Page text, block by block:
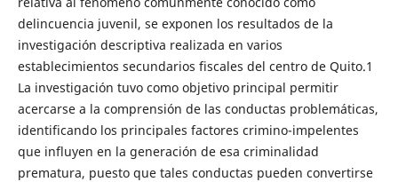
delincuencia juvenil, se exponen los resultados de la
investigación descriptiva realizada en varios
establecimientos secundarios fiscales del centro de Quito.1
La investigación tuvo como objetivo principal permitir
acercarse a la comprensión de las conductas problemáticas,
identificando los principales factores crimino-impelentes
que influyen en la generación de esa criminalidad
prematura, puesto que tales conductas pueden convertirse